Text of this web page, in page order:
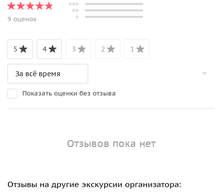
9 оценок
5 4 3 2 1
Показать оценки без отзыва
Отзывов пока нет
Отзывы на другие экскурсии организатора: